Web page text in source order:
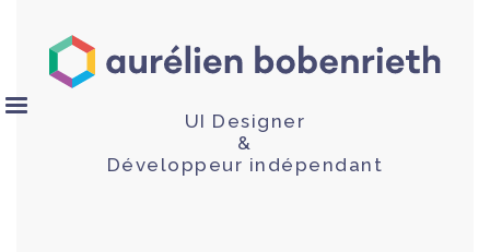
UI Designer
&
Développeur indépendant